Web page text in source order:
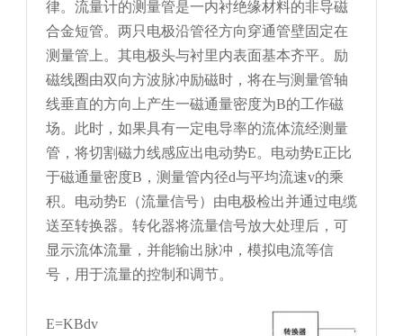
律。流量计的测量管是一内衬绝缘材料的非导磁
合金短管。两只电极沿管径方向穿通管壁固定在
测量管上。其电极头与衬里内表面基本齐平。励
磁线圈由双向方波脉冲励磁时，将在与测量管轴
线垂直的方向上产生一磁通量密度为B的工作磁
场。此时，如果具有一定电导率的流体流经测量
管，将切割磁力线感应出电动势E。电动势E正比
于磁通量密度B，测量管内径d与平均流速v的乘
积。电动势E（流量信号）由电极检出并通过电缆
送至转换器。转化器将流量信号放大处理后，可
显示流体流量，并能输出脉冲，模拟电流等信
号，用于流量的控制和调节。
E=KBdv